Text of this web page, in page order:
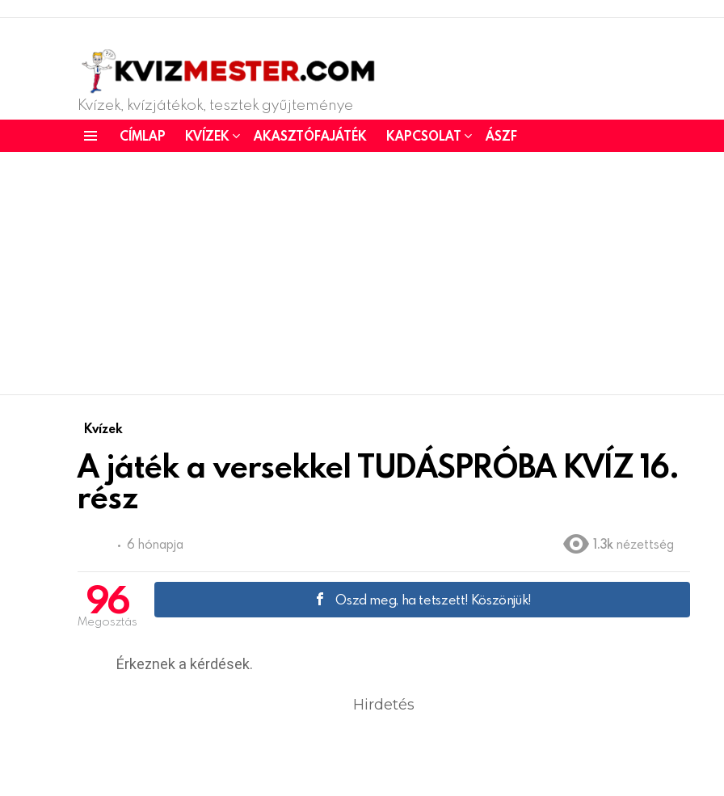
Kvízek, kvízjátékok, tesztek gyűjteménye
CÍMLAP KVÍZEK AKASZTÓFAJÁTÉK KAPCSOLAT ÁSZF
Kvízek
A játék a versekkel TUDÁSPRÓBA KVÍZ 16.
rész
6 hónapja 1.3k nézettség
96
Megosztás
Oszd meg, ha tetszett! Köszönjük!
Érkeznek a kérdések.
Hirdetés